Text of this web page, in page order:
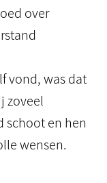
over
vond, was dat
zoveel
schoot en hen
wensen.